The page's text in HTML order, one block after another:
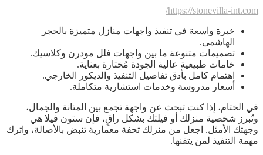
https://stonevilla-int.com/
خبرة واسعة في تنفيذ واجهات منازل متميزة بالحجر
الهاشمى.
تصميمات متنوعة ما بين واجهات فلل مودرن وكلاسيك.
خامات طبيعية عالية الجودة مُختارة بعناية.
اهتمام كامل بأدق تفاصيل التنفيذ والديكور الخارجي.
أسعار مدروسة وخدمات استشارية متكاملة.
في الختام، إذا كنت تبحث عن واجهة تجمع بين المتانة والجمال،
وتُبرز شخصية منزلك أو فيلتك بشكل راقٍ، فإن ستون فيلا هي
وجهتك الأمثل. اجعل من منزلك تحفة معمارية تنبض بالأصالة، واترك
مهمة التنفيذ لمن يتقنها.